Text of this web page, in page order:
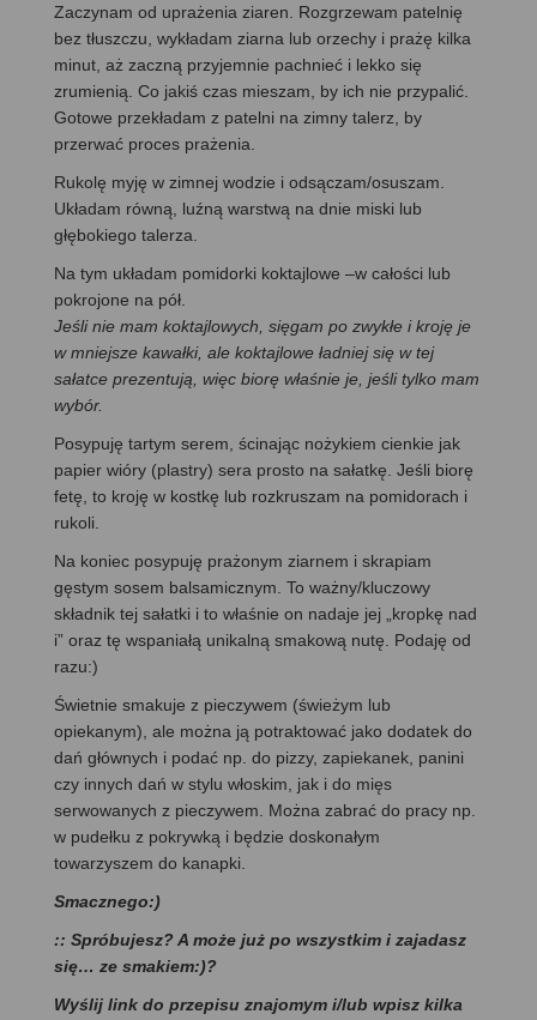
Zaczynam od uprażenia ziaren. Rozgrzewam patelnię
bez tłuszczu, wykładam ziarna lub orzechy i prażę kilka
minut, aż zaczną przyjemnie pachnieć i lekko się
zrumienią. Co jakiś czas mieszam, by ich nie przypalić.
Gotowe przekładam z patelni na zimny talerz, by
przerwać proces prażenia.
Rukolę myję w zimnej wodzie i odsączam/osuszam.
Układam równą, luźną warstwą na dnie miski lub
głębokiego talerza.
Na tym układam pomidorki koktajlowe –w całości lub
pokrojone na pół.
Jeśli nie mam koktajlowych, sięgam po zwykłe i kroję je
w mniejsze kawałki, ale koktajlowe ładniej się w tej
sałatce prezentują, więc biorę właśnie je, jeśli tylko mam
wybór.
Posypuję tartym serem, ścinając nożykiem cienkie jak
papier wióry (plastry) sera prosto na sałatkę. Jeśli biorę
fetę, to kroję w kostkę lub rozkruszam na pomidorach i
rukoli.
Na koniec posypuję prażonym ziarnem i skrapiam
gęstym sosem balsamicznym. To ważny/kluczowy
składnik tej sałatki i to właśnie on nadaje jej „kropkę nad
i” oraz tę wspaniałą unikalną smakową nutę. Podaję od
razu:)
Świetnie smakuje z pieczywem (świeżym lub
opiekanym), ale można ją potraktować jako dodatek do
dań głównych i podać np. do pizzy, zapiekanek, panini
czy innych dań w stylu włoskim, jak i do mięs
serwowanych z pieczywem. Można zabrać do pracy np.
w pudełku z pokrywką i będzie doskonałym
towarzyszem do kanapki.
Smacznego:)
:: Spróbujesz? A może już po wszystkim i zajadasz
się… ze smakiem:)?
Wyślij link do przepisu znajomym i/lub wpisz kilka